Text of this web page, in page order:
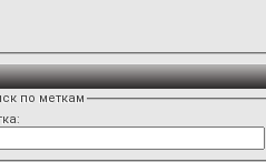
по меткам